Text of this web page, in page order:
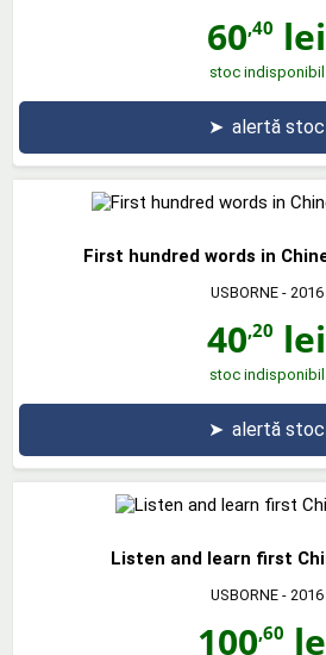
60,40 lei
stoc indisponibil
➤ alertă stoc
First hundred words in
USBORNE- 2016
40,20 lei
stoc indisponibil
➤ alertă stoc
Listen and learn first
USBORNE- 2016
100,60